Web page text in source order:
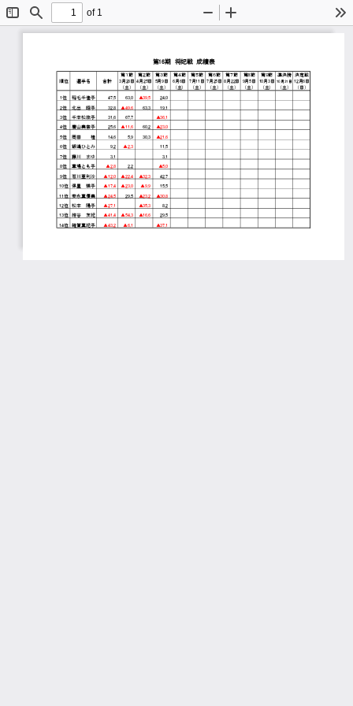
Toggle
Sidebar
Find
of 1
Zoom
Out
In
第１節 第２節 第３節 第４節 第５節 第６節 第７節 第８節 第９節 準決勝
決定戦
3月28日 4月25日 5月9日 6月6日 7月11日 7月25日 8月22日 9月5日 10月3日 10月31日 12月6日
（土）
（土） （土） （土） （土） （土） （土） （土） （土） （土） （日）
1位 稲毛千佳子 47.5 63.0 ▲39.5 24.0
2位 北出 昭子 32.8 ▲49.6 63.3 19.1
3位 千本松紘子 31.6 67.7 ▲36.1
4位 廣山美奈子 25.6 ▲11.6 60.2 ▲23.0
5位 岡田  桂 14.6 5.9 30.3 ▲21.6
6位 飯嶋ひとみ 9.2 ▲2.3 11.5
7位 藤川 まゆ 3.1 3.1
8位 草場とも子 ▲2.8 2.2 ▲5.0
9位 石川亜利沙 ▲12.0 ▲22.4 ▲32.3 42.7
10位 保里 瑛子 ▲17.4 ▲23.0 ▲9.9 15.5
11位 安永真優美 ▲24.5 29.5 ▲23.2 ▲30.8
12位 松本 陽子 ▲27.1 ▲35.3 8.2
13位 紺谷 友紀 ▲41.4 ▲54.3 ▲16.6 29.5
14位 雑賀真紀子 ▲43.2 ▲6.1 ▲37.1
第16期 将妃戦 成績表
順位 選手名 合計